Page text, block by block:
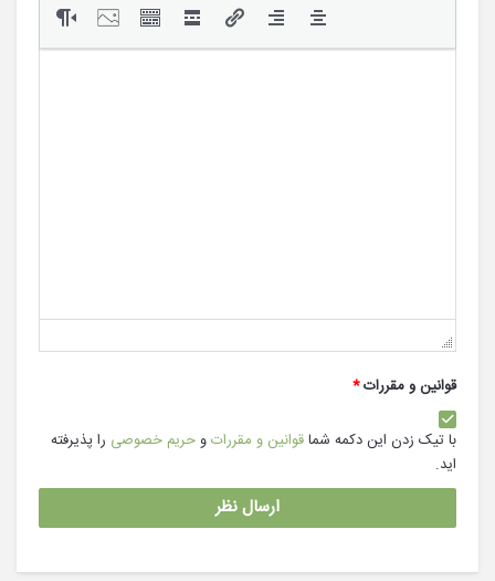
قوانین و مقررات*
با تیک زدن این دکمه شماقوانین و مقرراتوحریم خصوصی را پذیرفته
اید.